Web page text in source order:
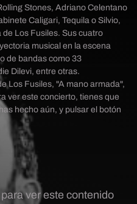
Stones, Adriano Celentano
Caligari, Tequila o Silvio,
Los Fusiles. Sus cuatro
musical en la escena
de bandas como 33
Dilevi, entre otras.
Los Fusiles, "A mano armada",
ver este concierto, tienes que
hecho aún, y pulsar el botón
ver este contenido